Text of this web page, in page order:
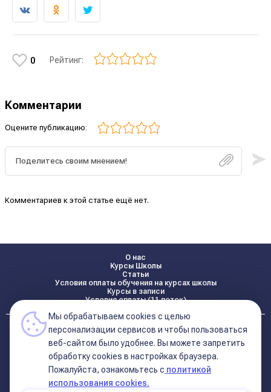
0 Рейтинг:
Комментарии
Оцените публикацию:
Комментариев к этой статье ещё нет.
О нас
Курсы Школы
Статьи
Условия оплаты обучения на курсах школы
Курсы в записи
Условия оплаты (11 поток)
Реквизиты
Контакты
Политика конфиденциальности
Договор оферта (соглашение)
+7 495 681 02 96
Мы обрабатываем cookies с целью
персонализации сервисов и чтобы пользоваться
веб-сайтом было удобнее. Вы можете запретить
обработку сookies в настройках браузера.
Пожалуйста, ознакомьтесь с политикой
использования cookies.